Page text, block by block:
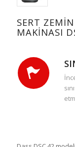
SERT
MAKİNASI